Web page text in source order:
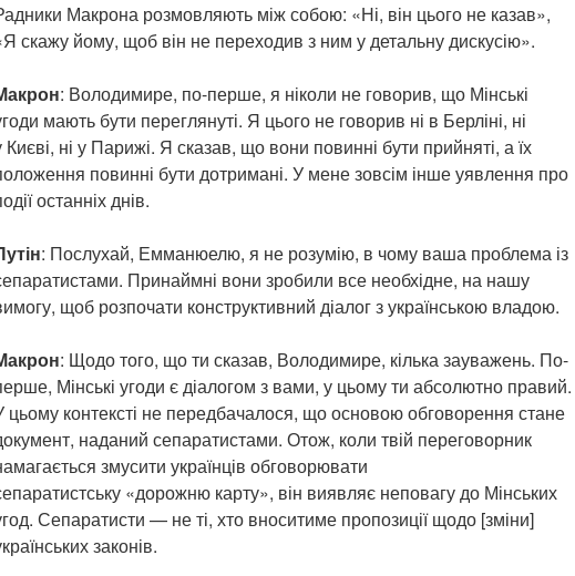
Макрона розмовляють між собою: «Ні, він цього не казав»,
скажу йому, щоб він не переходив з ним у детальну дискусію».
: Володимире, по-перше, я ніколи не говорив, що Мінські
мають бути переглянуті. Я цього не говорив ні в Берліні, ні
Києві, ні у Парижі. Я сказав, що вони повинні бути прийняті, а їх
повинні бути дотримані. У мене зовсім інше уявлення про
останніх днів.
: Послухай, Емманюелю, я не розумію, в чому ваша проблема із
Принаймні вони зробили все необхідне, на нашу
щоб розпочати конструктивний діалог з українською владою.
: Щодо того, що ти сказав, Володимире, кілька зауважень. По-
Мінські угоди є діалогом з вами, у цьому ти абсолютно правий.
цьому контексті не передбачалося, що основою обговорення стане
наданий сепаратистами. Отож, коли твій переговорник
змусити українців обговорювати
«дорожню карту», ​​він виявляє неповагу до Мінських
Сепаратисти — не ті, хто вноситиме пропозиції щодо [зміни]
законів.